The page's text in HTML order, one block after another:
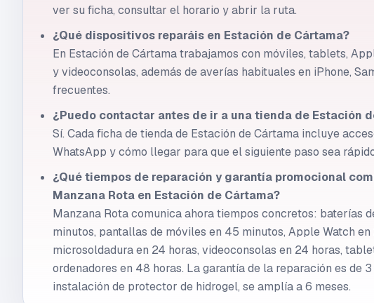
ver su ficha, consultar el horario y abrir la ruta.
¿Qué dispositivos reparáis en Estación de Cártama?
En Estación de Cártama trabajamos con móviles, tablets,
y videoconsolas, además de averías habituales en iPhone,
frecuentes.
¿Puedo contactar antes de ir a una tienda de Estación
Sí. Cada ficha de tienda de Estación de Cártama incluye
WhatsApp y cómo llegar para que el siguiente paso sea
¿Qué tiempos de reparación y garantía promocional
Manzana Rota en Estación de Cártama?
Manzana Rota comunica ahora tiempos concretos: baterías
minutos, pantallas de móviles en 45 minutos, Apple Watch en
microsoldadura en 24 horas, videoconsolas en 24 horas,
ordenadores en 48 horas. La garantía de la reparación es de
instalación de protector de hidrogel, se amplía a 6 meses.